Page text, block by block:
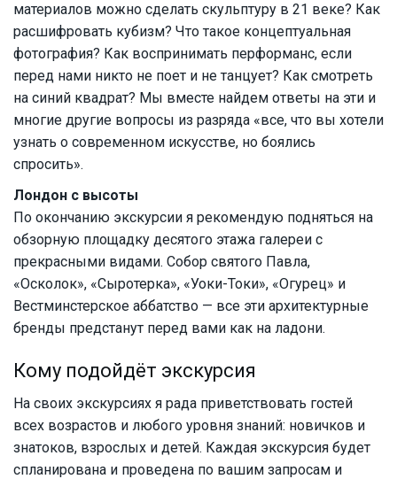
материалов можно сделать скульптуру в 21 веке? Как
расшифровать кубизм? Что такое концептуальная
фотография? Как воспринимать перформанс, если
перед нами никто не поет и не танцует? Как смотреть
на синий квадрат? Мы вместе найдем ответы на эти и
многие другие вопросы из разряда «все, что вы хотели
узнать о современном искусстве, но боялись
спросить».
Лондон с высоты
По окончанию экскурсии я рекомендую подняться на
обзорную площадку десятого этажа галереи с
прекрасными видами. Собор святого Павла,
«Осколок», «Сыротерка», «Уоки-Токи», «Огурец» и
Вестминстерское аббатство — все эти архитектурные
бренды предстанут перед вами как на ладони.
Кому подойдёт экскурсия
На своих экскурсиях я рада приветствовать гостей
всех возрастов и любого уровня знаний: новичков и
знатоков, взрослых и детей. Каждая экскурсия будет
спланирована и проведена по вашим запросам и